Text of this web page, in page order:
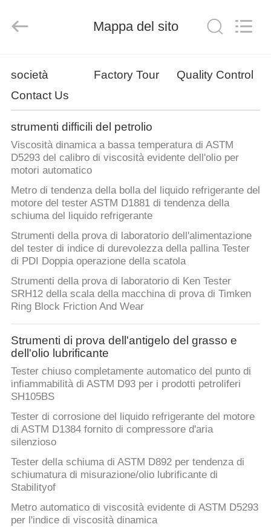
PRODOTTI
CIRCA
NOI
GIRO
DELLA
FABBRICA
CONTROLLO
DI
QUALITÀ
CONTATTICI
RICHIEDA
UNA
CITAZIONE
MAPPA
DEL
SITO
instrument
co.,ltd.
Mappa del sito
società Factory Tour
Quality Control
Contact Us
strumenti difficili del petrolio
Viscosità dinamica a bassa temperatura di ASTM
D5293 del calibro di viscosità evidente dell'olio per
motori automatico
Metro di tendenza della bolla del liquido refrigerante del
motore del tester ASTM D1881 di tendenza della
schiuma del liquido refrigerante
Strumenti della prova di laboratorio dell'alimentazione
del tester di indice di durevolezza della pallina Tester
di PDI Doppia operazione della scatola
Strumenti della prova di laboratorio di Ken Tester
SRH12 della scala della macchina di prova di Timken
Ring Block Friction And Wear
Strumenti di prova dell'antigelo del grasso e
dell'olio lubrificante
Tester chiuso completamente automatico del punto di
infiammabilità di ASTM D93 per i prodotti petroliferi
SH105BS
Tester di corrosione del liquido refrigerante del motore
di ASTM D1384 fornito di compressore d'aria
silenzioso
Tester della schiuma di ASTM D892 per tendenza di
schiumatura di misurazione/olio lubrificante di
Stabilityof
Metro automatico di viscosità evidente di ASTM D5293
per l'indice di viscosità dinamica